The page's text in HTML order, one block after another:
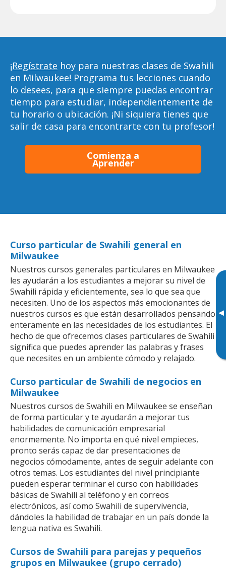
▸
¡Regístrate hoy para nuestras clases de Swahili
en Milwaukee! Programa tus lecciones cuando
lo desees, para que siempre puedas encontrar
tiempo para estudiar, independientemente de
tu horario o ubicación. ¡Ni siquiera tienes que
salir de casa para encontrarte con tu profesor!
Comienza a
Aprender
Curso particular de Swahili general en
Milwaukee
Nuestros cursos generales particulares en Milwaukee
les ayudarán a los estudiantes a mejorar su nivel de
Swahili rápida y eficientemente, sea lo que sea que
necesiten. Uno de los aspectos más emocionantes de
nuestros cursos es que están desarrollados pensando
enteramente en las necesidades de los estudiantes. El
hecho de que ofrecemos clases particulares de Swahili
significa que puedes aprender las palabras y frases
que necesites en un ambiente cómodo y relajado.
Curso particular de Swahili de negocios en
Milwaukee
Nuestros cursos de Swahili en Milwaukee se enseñan
de forma particular y te ayudarán a mejorar tus
habilidades de comunicación empresarial
enormemente. No importa en qué nivel empieces,
pronto serás capaz de dar presentaciones de
negocios cómodamente, antes de seguir adelante con
otros temas. Los estudiantes del nivel principiante
pueden esperar terminar el curso con habilidades
básicas de Swahili al teléfono y en correos
electrónicos, así como Swahili de supervivencia,
dándoles la habilidad de trabajar en un país donde la
lengua nativa es Swahili.
Cursos de Swahili para parejas y pequeños
grupos en Milwaukee (grupo cerrado)